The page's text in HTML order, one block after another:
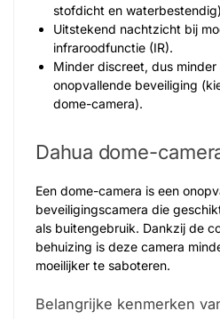
stofdicht en
Uitstekend nachtzicht bij
infraroodfunctie (IR).
Minder discreet, dus
onopvallende beveiliging
dome-camera).
Dahua dome-
Een dome-camera is een
beveiligingscamera die
als buitengebruik. Dankzij de
behuizing is deze camera
moeilijker te saboteren.
Belangrijke kenmerken